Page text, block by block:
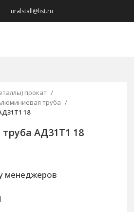
uralstall@list.ru
прокат
труба
18
АД31Т1 18
менеджеров